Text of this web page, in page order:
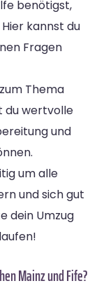
benötigst,
kannst du
Fragen
Thema
du wertvolle
und
um alle
und sich gut
dein Umzug
Mainz und Fife?